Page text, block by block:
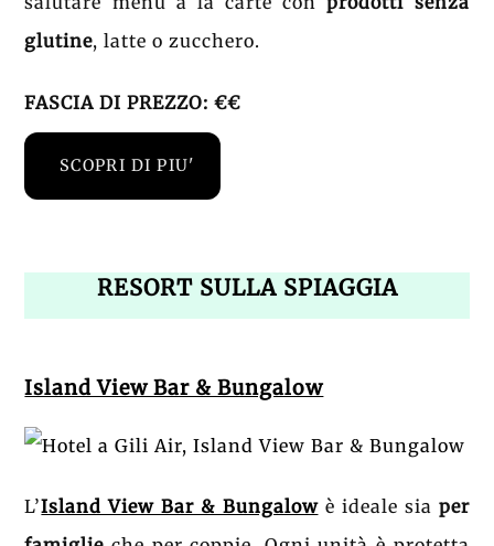
glutine, latte o zucchero.
FASCIA DI PREZZO: €€
SCOPRI DI PIU'
RESORT SULLA SPIAGGIA
Island View Bar & Bungalow
L’Island View Bar & Bungalowè ideale sia per